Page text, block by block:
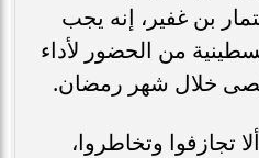
بن غفير، إنه يجب
من الحضور لأداء
خلال شهر رمضان.
تجازفوا وتخاطروا،